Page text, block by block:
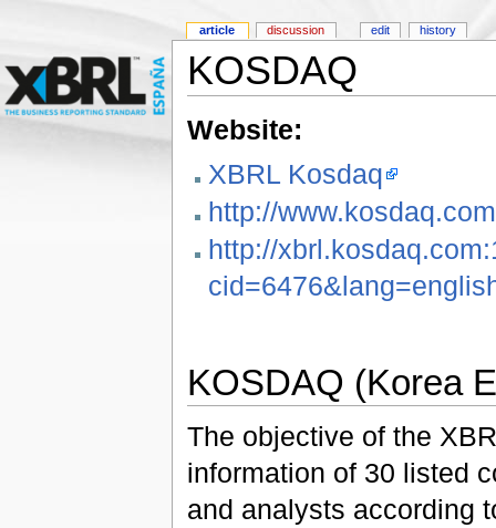
KOSDAQ
Website:
XBRL Kosdaq
http://
http://
KOSDAQ (Korea
The objective of the
information of 30 listed
and analysts according
article discussion edit history